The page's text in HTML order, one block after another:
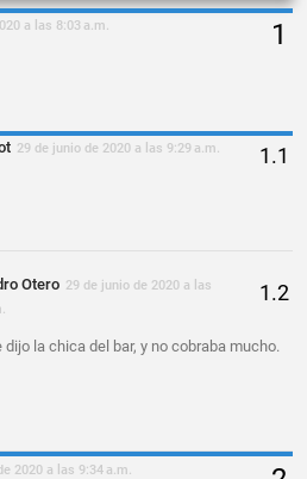
a las 8:03 a.m.
29 de junio de 2020 a las 9:29 a.m.
Otero 29 de junio de 2020 a las
dijo la chica del bar, y no cobraba mucho.
2020 a las 9:34 a.m.